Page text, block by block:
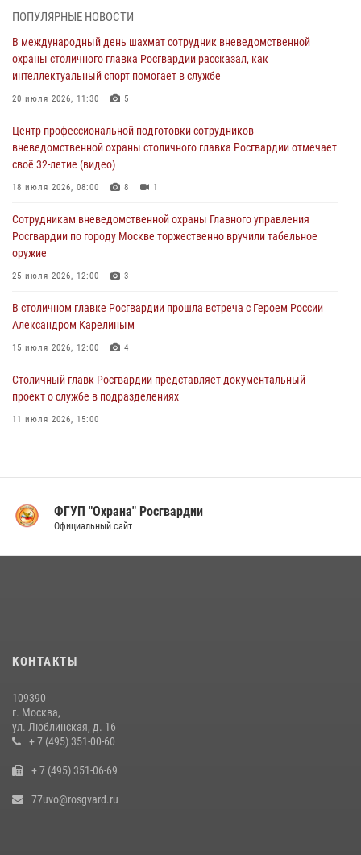
управления Росгвардии по городу Москве заняли первое место в
чемпионате столичного главка ведомства по самбо и боевому
самбо (ВИДЕО)
04 августа 2026, 14:00
В Москве росгвардейцы задержали подозреваемого в нападении
на охранника торгового центра (видео)
04 августа 2026, 08:00
находящегося в федеральном розыске (видео)
03 августа 2026, 12:00
Московские росгвардейцы пришли на помощь семье, у которой
ПОПУЛЯРНЫЕ НОВОСТИ
В международный день шахмат сотрудник вневедомственной
охраны столичного главка Росгвардии рассказал, как
интеллектуальный спорт помогает в службе
20 июля 2026, 11:30 5
Центр профессиональной подготовки сотрудников
вневедомственной охраны столичного главка Росгвардии отмечает
своё 32-летие (видео)
18 июля 2026, 08:00 8 1
Сотрудникам вневедомственной охраны Главного управления
Росгвардии по городу Москве торжественно вручили табельное
оружие
25 июля 2026, 12:00 3
В столичном главке Росгвардии прошла встреча с Героем России
Александром Карелиным
15 июля 2026, 12:00 4
Столичный главк Росгвардии представляет документальный
проект о службе в подразделениях
11 июля 2026, 15:00
В Управлении вневедомственной охраны Росгвардии подвели итоги
В центре столицы сотрудники Росгвардии задержали нарушителей
14 июля 2026, 08:00
В Москве сотрудники Росгвардии оказали помощь девушке,
17 июля 2026, 14:00
ФГУП "Охрана" Росгвардии
Официальный сайт
КОНТАКТЫ
109390
г. Москва,
ул. Люблинская, д. 16
+ 7 (495) 351-00-60
+ 7 (495) 351-06-69
77uvo@rosgvard.ru